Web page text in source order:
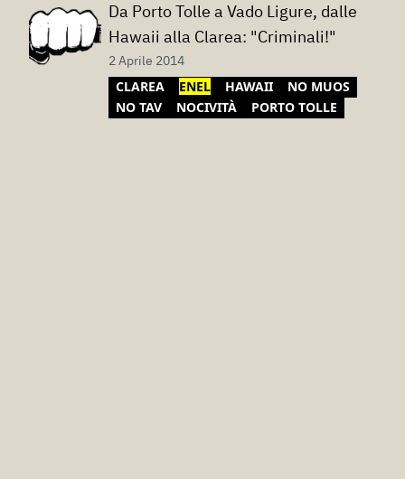
Da Porto Tolle a Vado Ligure, dalle
Hawaii alla Clarea: "Criminali!"
2 Aprile 2014
CLAREA ENEL HAWAII
NO MUOS
NO TAV
NOCIVITÀ PORTO TOLLE